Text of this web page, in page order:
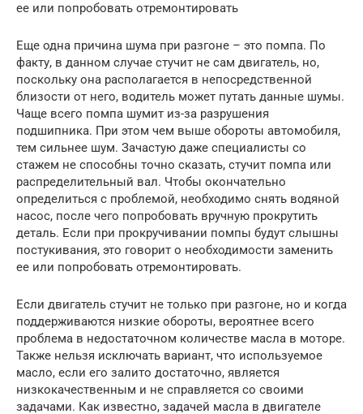
ее или попробовать отремонтировать
Еще одна причина шума при разгоне – это помпа. По
факту, в данном случае стучит не сам двигатель, но,
поскольку она располагается в непосредственной
близости от него, водитель может путать данные шумы.
Чаще всего помпа шумит из-за разрушения
подшипника. При этом чем выше обороты автомобиля,
тем сильнее шум. Зачастую даже специалисты со
стажем не способны точно сказать, стучит помпа или
распределительный вал. Чтобы окончательно
определиться с проблемой, необходимо снять водяной
насос, после чего попробовать вручную прокрутить
деталь. Если при прокручивании помпы будут слышны
постукивания, это говорит о необходимости заменить
ее или попробовать отремонтировать.
Если двигатель стучит не только при разгоне, но и когда
поддерживаются низкие обороты, вероятнее всего
проблема в недостаточном количестве масла в моторе.
Также нельзя исключать вариант, что используемое
масло, если его залито достаточно, является
низкокачественным и не справляется со своими
задачами. Как известно, задачей масла в двигателе